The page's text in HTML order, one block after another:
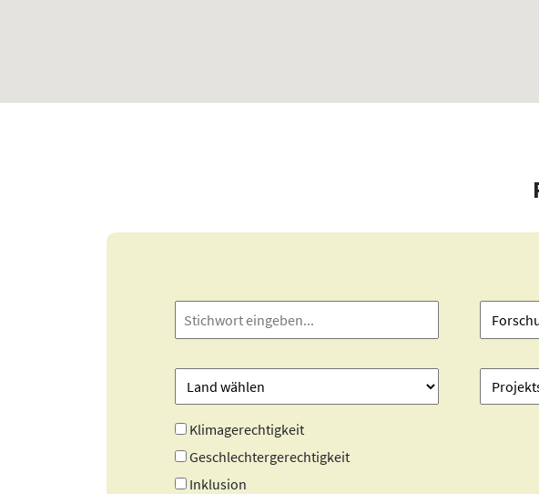
Klimagerechtigkeit
Geschlechtergerechtigkeit
Inklusion